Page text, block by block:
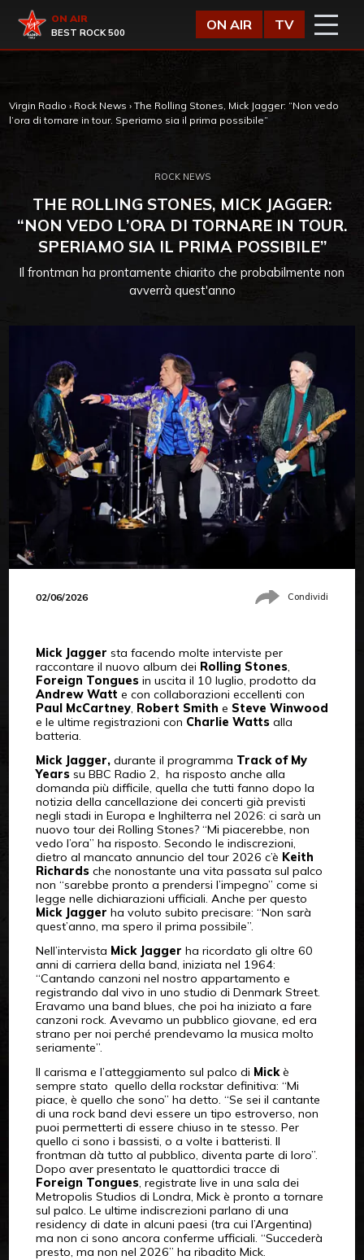
Virgin Radio
ON AIR
BEST ROCK 500
ON AIR TV
Virgin Radio › Rock News › The Rolling Stones, Mick Jagger: “Non vedo
l’ora di tornare in tour. Speriamo sia il prima possibile”
ROCK NEWS
THE ROLLING STONES, MICK JAGGER:
“NON VEDO L’ORA DI TORNARE IN TOUR.
SPERIAMO SIA IL PRIMA POSSIBILE”
Il frontman ha prontamente chiarito che probabilmente non
avverrà quest'anno
02/06/2026 Condividi
Mick Jagger sta facendo molte interviste per
raccontare il nuovo album dei Rolling Stones,
Foreign Tonguesin uscita il 10 luglio, prodotto da
Andrew Watt e con collaborazioni eccellenti con
Paul McCartney, Robert Smith e Steve Winwood
e le ultime registrazioni con Charlie Wattsalla
batteria.
Mick Jagger, durante il programma Track of My
Yearssu BBC Radio 2, ha risposto anche alla
domanda più difficile, quella che tutti fanno dopo la
notizia della cancellazione dei concerti già previsti
negli stadi in Europa e Inghilterra nel 2026: ci sarà un
nuovo tour dei Rolling Stones? “Mi piacerebbe, non
vedo l’ora” ha risposto. Secondo le indiscrezioni,
dietro al mancato annuncio del tour 2026 c’è Keith
Richardsche nonostante una vita passata sul palco
non “sarebbe pronto a prendersi l’impegno” come si
legge nelle dichiarazioni ufficiali. Anche per questo
Mick Jagger ha voluto subito precisare: “Non sarà
quest’anno, ma spero il prima possibile”.
Nell’intervista Mick Jagger ha ricordato gli oltre 60
anni di carriera della band, iniziata nel 1964:
“Cantando canzoni nel nostro appartamento e
registrando dal vivo in uno studio di Denmark Street.
Eravamo una band blues, che poi ha iniziato a fare
canzoni rock. Avevamo un pubblico giovane, ed era
strano per noi perché prendevamo la musica molto
seriamente”.
Il carisma e l’atteggiamento sul palco di Mickè
sempre stato quello della rockstar definitiva: “Mi
piace, è quello che sono” ha detto. “Se sei il cantante
di una rock band devi essere un tipo estroverso, non
puoi permetterti di essere chiuso in te stesso. Per
quello ci sono i bassisti, o a volte i batteristi. Il
frontman dà tutto al pubblico, diventa parte di loro”.
Dopo aver presentato le quattordici tracce di
Foreign Tongues, registrate live in una sala dei
Metropolis Studios di Londra, Mick è pronto a tornare
sul palco. Le ultime indiscrezioni parlano di una
residency di date in alcuni paesi (tra cui l’Argentina)
ma non ci sono ancora conferme ufficiali. “Succederà
presto, ma non nel 2026” ha ribadito Mick.